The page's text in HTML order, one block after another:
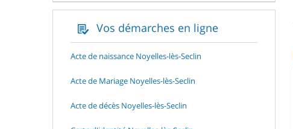
Vos démarches en ligne
Acte de naissance Noyelles-lès-Seclin
Acte de Mariage Noyelles-lès-Seclin
Acte de décès Noyelles-lès-Seclin